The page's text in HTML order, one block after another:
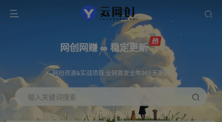
网创网赚 ∞ 稳定更新
网创资源&实战项目 全网首发全年365天更新
输入关键词搜索